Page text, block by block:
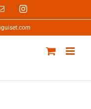
Email Instagram